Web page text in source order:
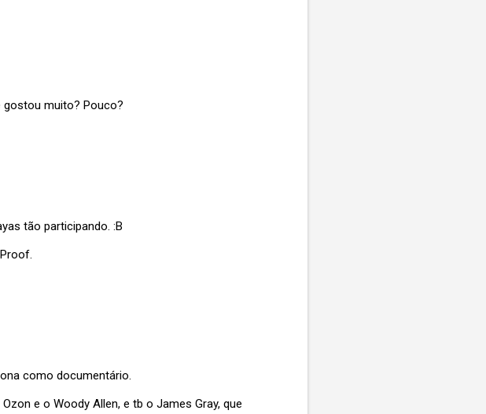
gostou muito? Pouco?
tão participando. :B
como documentário.
e o Woody Allen, e tb o James Gray, que